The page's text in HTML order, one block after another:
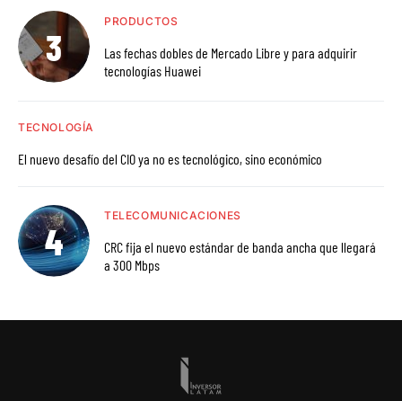
PRODUCTOS
Las fechas dobles de Mercado Libre y para adquirir
tecnologías Huawei
TECNOLOGÍA
El nuevo desafío del CIO ya no es tecnológico, sino económico
TELECOMUNICACIONES
CRC fija el nuevo estándar de banda ancha que llegará
a 300 Mbps